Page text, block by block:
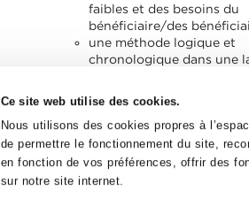
Ce site web utilise des cookies.
Nous utilisons des cookies propres à
de permettre le fonctionnement du site,
en fonction de vos préférences, offrir des
sur notre site internet.
faibles et des besoins du
bénéficiaire/des
une méthode logique et
chronologique dans une
ordre,
le respect de la majeure
cadre horaire indiqué.